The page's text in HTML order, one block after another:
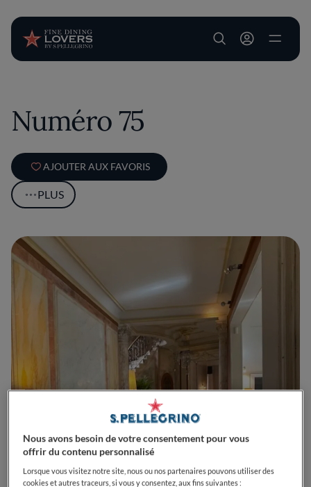
User account
Numéro 75
AJOUTER AUX FAVORIS
PLUS
Nous avons besoin de votre consentement pour vous
offrir du contenu personnalisé
Lorsque vous visitez notre site, nous ou nos partenaires pouvons utiliser des
cookies et autres traceurs, si vous y consentez, aux fins suivantes :